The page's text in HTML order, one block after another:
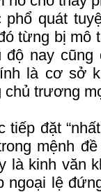
quát
từng bị mô
nay cũng
là cơ sở
trương
đặt
mệnh
là kinh văn
ngoại lệ